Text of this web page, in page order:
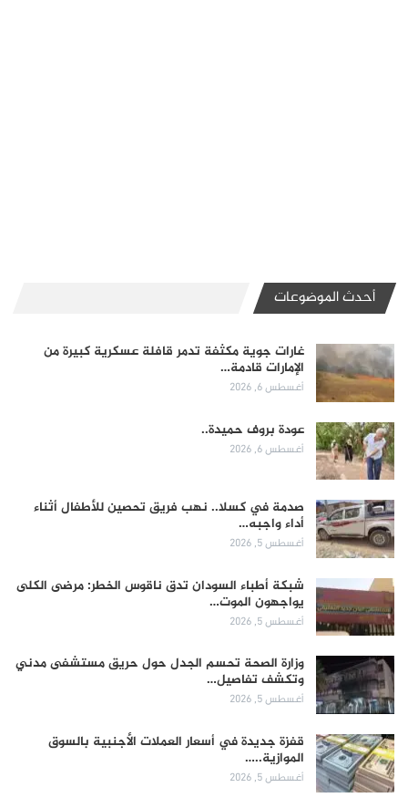
أحدث الموضوعات
غارات جوية مكثفة تدمر قافلة عسكرية كبيرة من
الإمارات قادمة…
أغسطس 6, 2026
عودة بروف حميدة..
أغسطس 6, 2026
صدمة في كسلا.. نهب فريق تحصين للأطفال أثناء
أداء واجبه…
أغسطس 5, 2026
شبكة أطباء السودان تدق ناقوس الخطر: مرضى الكلى
يواجهون الموت…
أغسطس 5, 2026
وزارة الصحة تحسم الجدل حول حريق مستشفى مدني
وتكشف تفاصيل…
أغسطس 5, 2026
قفزة جديدة في أسعار العملات الأجنبية بالسوق
الموازية..…
أغسطس 5, 2026